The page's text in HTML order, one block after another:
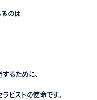
のは
るために、
ピストの使命です。